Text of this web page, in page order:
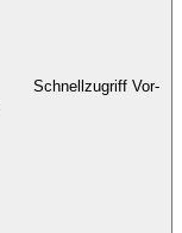
Schnellzugriff Vor-